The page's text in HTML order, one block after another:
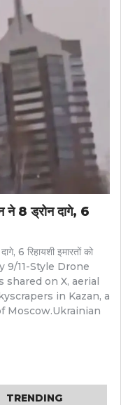
8 ड्रोन दागे, 6
6 रिहायशी इमारतों को
9/11-Style Drone
on X, aerial
in Kazan, a
Moscow.Ukrainian
TRENDING